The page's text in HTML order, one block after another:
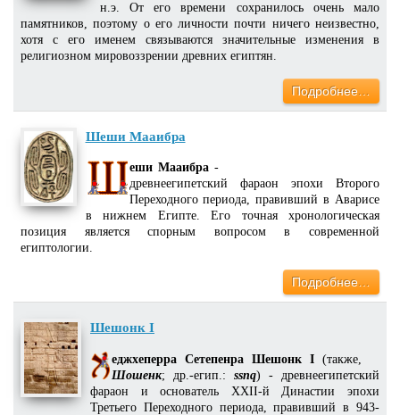
н.э. От его времени сохранилось очень мало
памятников, поэтому о его личности почти ничего неизвестно,
хотя с его именем связываются значительные изменения в
религиозном мировоззрении древних египтян.
Подробнее…
Шеши Мааибра
еши Мааибра-
древнеегипетский фараон эпохи Второго
Переходного периода, правивший в Аварисе
в нижнем Египте. Его точная хронологическая
позиция является спорным вопросом в современной
египтологии.
Подробнее…
Шешонк I
еджхеперра Сетепенра Шешонк I (также,
Шошенк; др.-егип.: ssnq) - древнеегипетский
фараон и основатель XXII-й Династии эпохи
Третьего Переходного периода, правивший в 943-